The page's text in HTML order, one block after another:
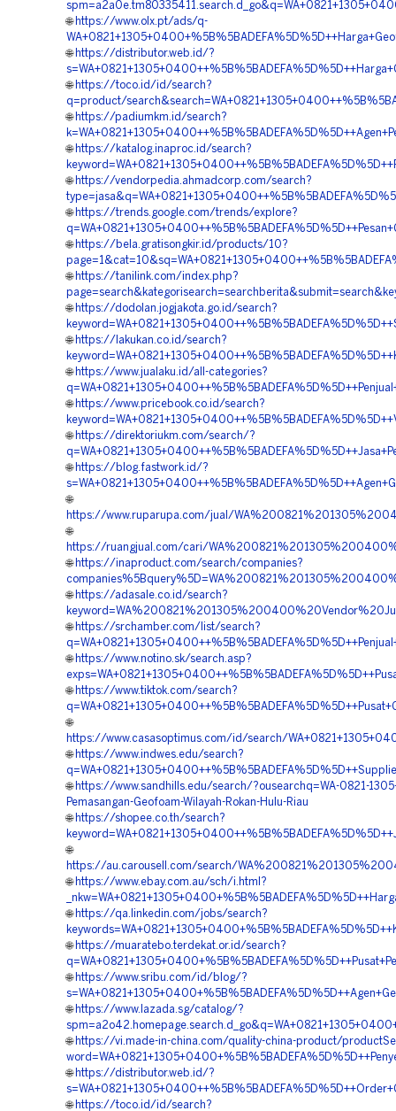
🌐 https://www.olx.pt/ads/q-
🌐 https://distributor.web.id/?
🌐 https://toco.id/id/search?
q=product/
🌐 https://padiumkm.id/search?
🌐 https://katalog.inaproc.id/search?
🌐 https://vendorpedia.ahmadcorp.com/search?
🌐 https://trends.google.com/trends/explore?
🌐 https://bela.gratisongkir.id/products/10?
🌐 https://tanilink.com/index.php?
🌐 https://dodolan.jogjakota.go.id/search?
🌐 https://lakukan.co.id/search?
🌐 https://www.jualaku.id/all-categories?
🌐 https://www.pricebook.co.id/search?
🌐 https://direktoriukm.com/search/?
🌐 https://blog.fastwork.id/?
🌐
https://www.ruparupa.com/jual/
🌐
https://ruangjual.com/cari/
🌐 https://inaproduct.com/search/companies?
🌐 https://adasale.co.id/search?
🌐 https://srchamber.com/list/search?
🌐 https://www.notino.sk/search.asp?
🌐 https://www.tiktok.com/search?
🌐
https://www.casasoptimus.com/id/search/
🌐 https://www.indwes.edu/search?
🌐 https://www.sandhills.edu/search/?ousearchq=WA-0821-
Pemasangan-Geofoam-Wilayah-Rokan-Hulu-Riau
🌐 https://shopee.co.th/search?
🌐
https://au.carousell.com/search/
🌐 https://www.ebay.com.au/sch/i.html?
🌐 https://qa.linkedin.com/jobs/search?
🌐 https://muaratebo.terdekat.or.id/search?
🌐 https://www.sribu.com/id/blog/?
🌐 https://www.lazada.sg/catalog/?
🌐 https://vi.made-in-china.com/quality-china-product/
🌐 https://distributor.web.id/?
🌐 https://toco.id/id/search?